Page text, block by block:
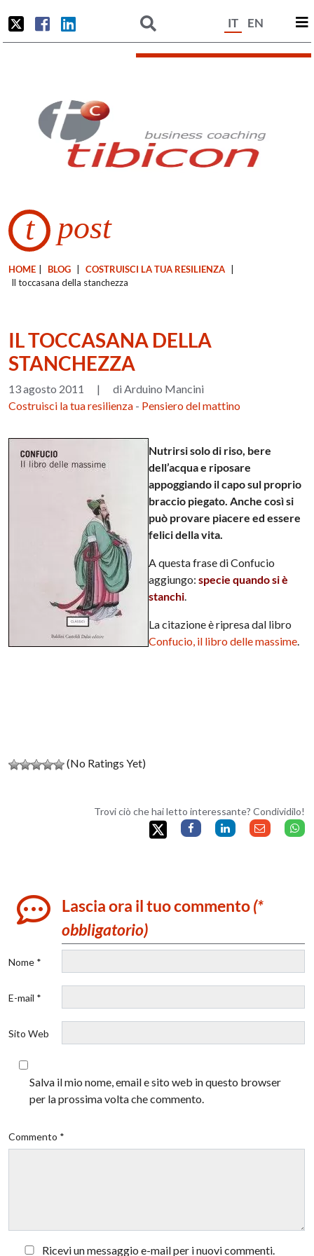
IT EN
t post
HOME BLOG COSTRUISCI LA TUA RESILIENZA
Il toccasana della stanchezza
IL TOCCASANA DELLA
STANCHEZZA
13 agosto 2011 |
di Arduino Mancini
Costruisci la tua resilienza - Pensiero del mattino
Nutrirsi solo di riso, bere
dell’acqua e riposare
appoggiando il capo sul proprio
braccio piegato. Anche così si
può provare piacere ed essere
felici della vita.
A questa frase di Confucio
aggiungo:specie quando si è
stanchi.
La citazione è ripresa dal libro
Confucio, il libro delle massime.
(No Ratings Yet)
Trovi ciò che hai letto interessante? Condividilo!
Lascia ora il tuo commento(*
obbligatorio)
Nome *
E-mail *
Sito Web
Salva il mio nome, email e sito web in questo browser
per la prossima volta che commento.
Commento *
Ricevi un messaggio e-mail per i nuovi commenti.